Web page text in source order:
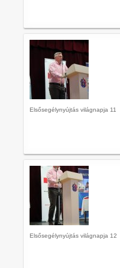
Elsősegélynyújtás világnapja 11
Elsősegélynyújtás világnapja 12